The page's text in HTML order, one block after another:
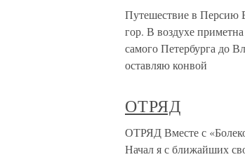
Путешествие в Персию
гор. В воздухе
самого Петербурга до
оставляю конвой
ОТРЯД
ОТРЯД Вместе с
Начал я с ближайших